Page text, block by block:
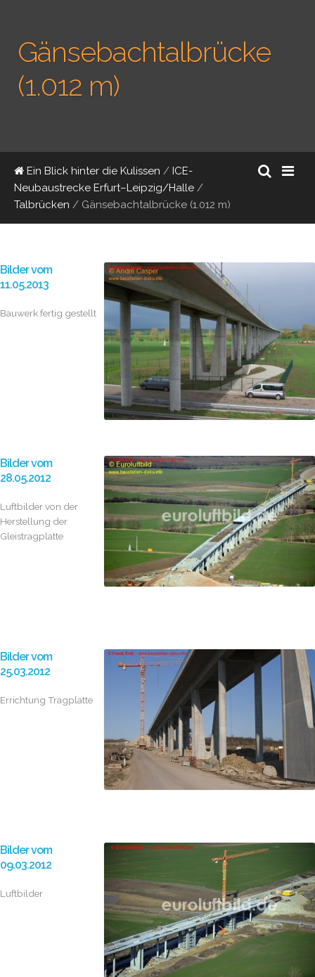
Gänsebachtalbrücke
(1.012 m)
Ein Blick hinter die Kulissen / ICE-
Neubaustrecke Erfurt–Leipzig/Halle /
Talbrücken / Gänsebachtalbrücke (1.012 m)
Bilder vom
11.05.2013
Bauwerk fertig gestellt
Bilder vom
28.05.2012
Luftbilder von der
Herstellung der
Gleistragplatte
Bilder vom
25.03.2012
Errichtung Tragplatte
Bilder vom
09.03.2012
Luftbilder